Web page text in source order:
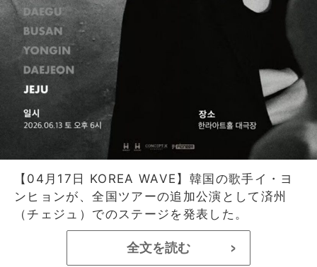
【04月17日 KOREA WAVE】韓国の歌手イ・ヨ
ンヒョンが、全国ツアーの追加公演として済州
（チェジュ）でのステージを発表した。
全文を読む >